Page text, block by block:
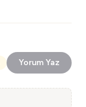
Yorum Yaz